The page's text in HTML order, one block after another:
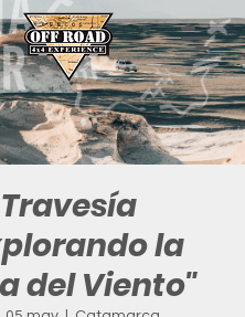
Travesía
la
del Viento"